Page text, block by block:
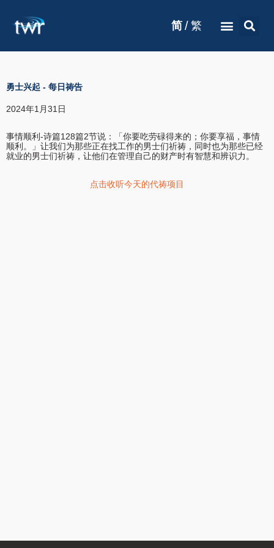
简 / 繁
勇士兴起 - 每日祷告
2024年1月31日
事情顺利-诗篇128篇2节说：「你要吃劳碌得来的；你要享福，事情
顺利。」让我们为那些正在找工作的男士们祈祷，同时也为那些已经
就业的男士们祈祷，让他们在管理自己的财产时有智慧和辨识力。
点击收听今天的代祷项目